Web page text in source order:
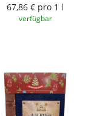
67,86 € pro 1 l
verfügbar